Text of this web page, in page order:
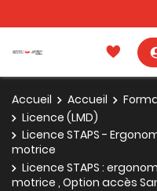
Accueil Accueil
Licence (LMD)
Licence STAPS -
motrice
Licence STAPS :
motrice , Option accès